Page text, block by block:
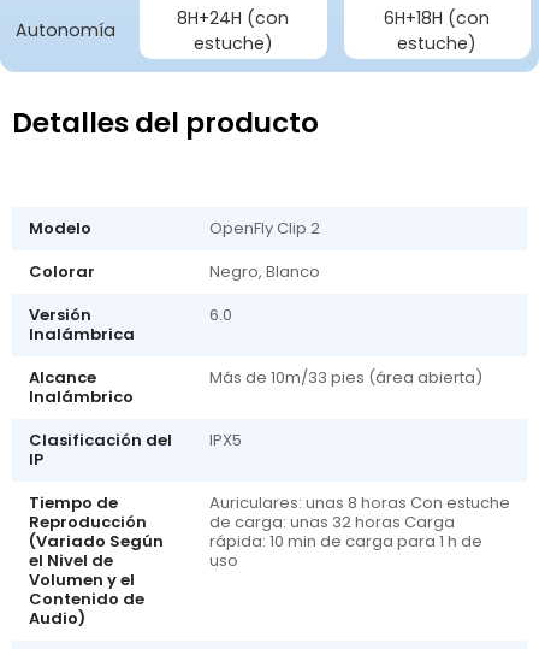
Autonomía
8H+24H (con
estuche)
6H+18H (con
estuche)
Detalles del producto
Modelo
OpenFly Clip 2
Colorar
Negro, Blanco
Versión
Inalámbrica
6.0
Alcance
Inalámbrico
Más de 10m/33 pies (área abierta)
Clasificación del
IP
IPX5
Tiempo de
Reproducción
(Variado Según
el Nivel de
Volumen y el
Contenido de
Audio)
Auriculares: unas 8 horas Con estuche
de carga: unas 32 horas Carga
rápida: 10 min de carga para 1 h de
uso